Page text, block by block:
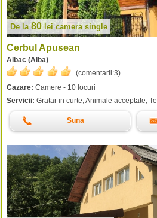
De la80leicamera single
Cerbul Apusean
Albac (Alba)
(comentarii:3).
Cazare: Camere - 10 locuri
Servicii: Gratar in curte, Animale acceptate,
Suna